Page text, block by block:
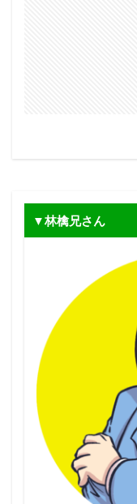
▼林檎兄さん